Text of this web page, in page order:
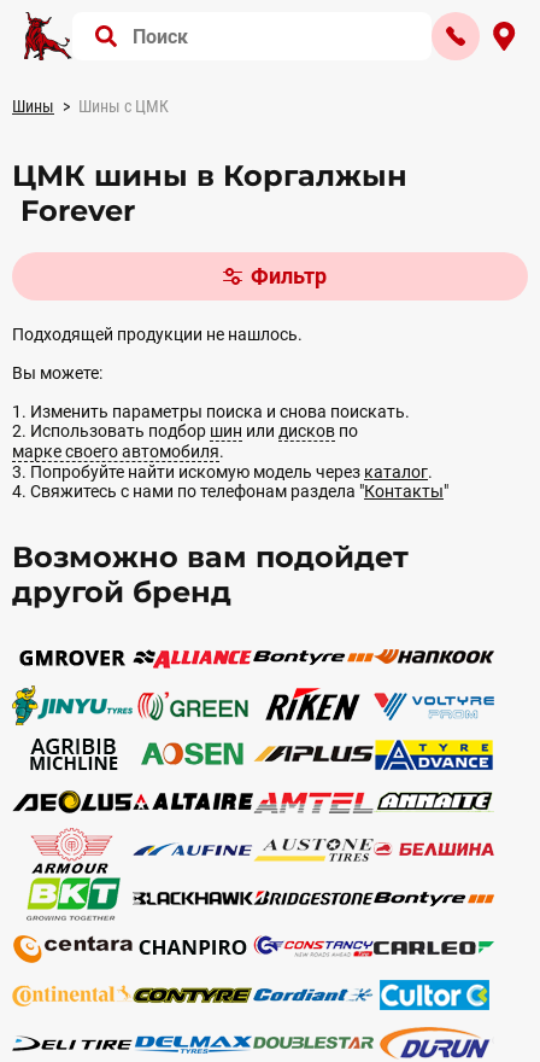
Шины Шины с ЦМК
ЦМК шины в Коргалжын
Forever
Фильтр
Подходящей продукции не нашлось.
Вы можете:
1. Изменить параметры поиска и снова поискать.
2. Использовать подбор шин или дисков по
марке своего автомобиля.
3. Попробуйте найти искомую модель через каталог.
4. Свяжитесь с нами по телефонам раздела "Контакты"
Возможно вам подойдет
другой бренд